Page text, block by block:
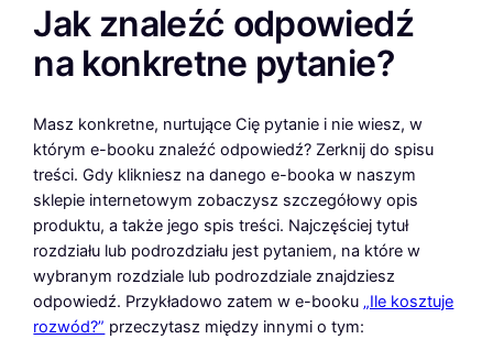
Jak znaleźć odpowiedź
na konkretne pytanie?
Masz konkretne, nurtujące Cię pytanie i nie wiesz, w
którym e-booku znaleźć odpowiedź? Zerknij do spisu
treści. Gdy klikniesz na danego e-booka w naszym
sklepie internetowym zobaczysz szczegółowy opis
produktu, a także jego spis treści. Najczęściej tytuł
rozdziału lub podrozdziału jest pytaniem, na które w
wybranym rozdziale lub podrozdziale znajdziesz
odpowiedź. Przykładowo zatem w e-booku „Ile kosztuje
rozwód?” przeczytasz między innymi o tym: